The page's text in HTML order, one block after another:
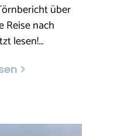
über
Reise nach
lesen!…